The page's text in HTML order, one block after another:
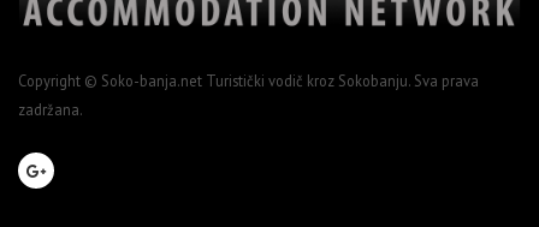
Copyright © Soko-banja.net Turistički vodič kroz Sokobanju. Sva prava
zadržana.